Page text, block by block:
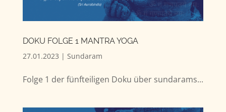
DOKU FOLGE 1 MANTRA YOGA
27.01.2023 | Sundaram
Folge 1 der fünfteiligen Doku über sundarams...